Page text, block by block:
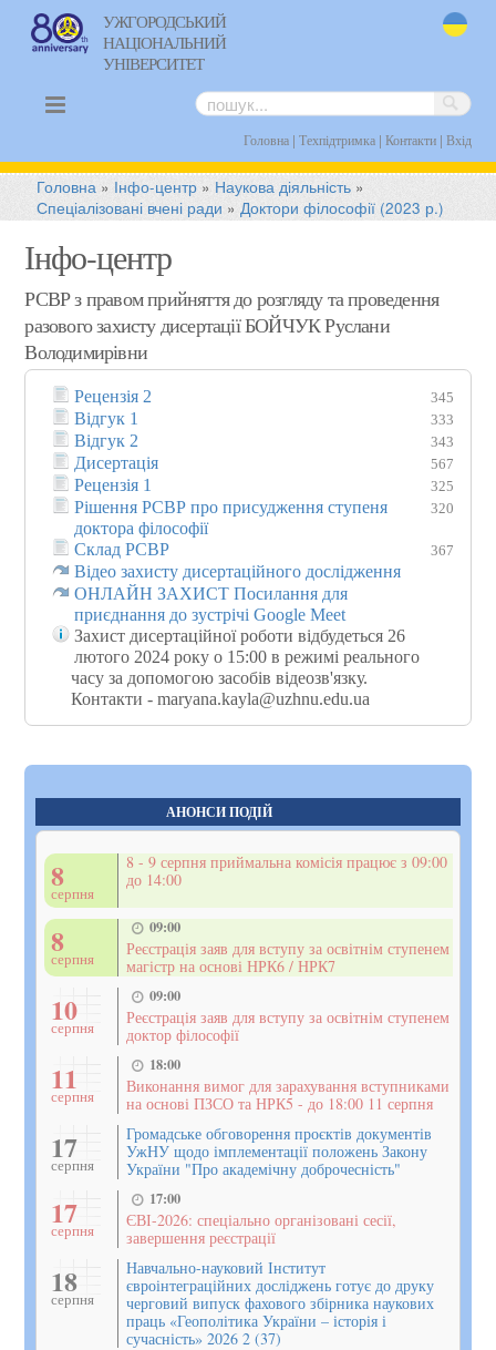
УЖГОРОДСЬКИЙ
НАЦІОНАЛЬНИЙ
УНІВЕРСИТЕТ
Головна| Техпідтримка| Контакти| Вхід
Головна » Інфо-центр » Наукова діяльність »
Спеціалізовані вчені ради »Доктори філософії (2023 р.)
Інфо-центр
РСВР з правом прийняття до розгляду та проведення
разового захисту дисертації БОЙЧУК Руслани
Володимирівни
Рецензія 2 345
Відгук 1 333
Відгук 2 343
Дисертація 567
Рецензія 1 325
Рішення РСВР про присудження ступеня
доктора філософії
320
Склад РСВР 367
Відео захисту дисертаційного дослідження
ОНЛАЙН ЗАХИСТ Посилання для
приєднання до зустрічі Google Meet
Захист дисертаційної роботи відбудеться 26
лютого 2024 року о 15:00 в режимі реального
часу за допомогою засобів відеозв'язку.
Контакти - maryana.kayla@uzhnu.edu.ua
АНОНСИ ПОДІЙ
8
серпня
8 - 9 серпня приймальна комісія працює з 09:00
до 14:00
8
серпня
09:00
Реєстрація заяв для вступу за освітнім ступенем
магістр на основі НРК6 / НРК7
10
серпня
09:00
Реєстрація заяв для вступу за освітнім ступенем
доктор філософії
11
серпня
18:00
Виконання вимог для зарахування вступниками
на основі ПЗСО та НРК5 - до 18:00 11 серпня
17
серпня
Громадське обговорення проєктів документів
УжНУ щодо імплементації положень Закону
України "Про академічну доброчесність"
17
серпня
17:00
ЄВІ-2026: спеціально організовані сесії,
завершення реєстрації
18
серпня
Навчально-науковий Інститут
євроінтеграційних досліджень готує до друку
черговий випуск фахового збірника наукових
праць «Геополітика України – історія і
сучасність» 2026 2 (37)